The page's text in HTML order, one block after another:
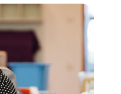
Unser Ziel ist
Kenntnisse
Einrichtung
in denen je nach